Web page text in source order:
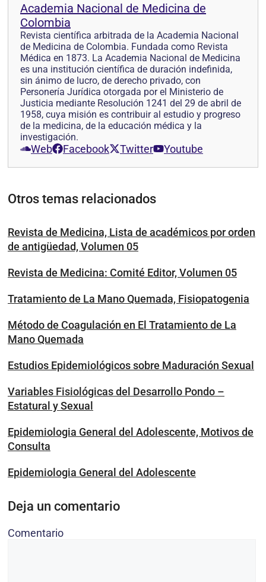
Academia Nacional de Medicina de
Colombia
Revista científica arbitrada de la Academia Nacional
de Medicina de Colombia. Fundada como Revista
Médica en 1873. La Academia Nacional de Medicina
es una institución científica de duración indefinida,
sin ánimo de lucro, de derecho privado, con
Personería Jurídica otorgada por el Ministerio de
Justicia mediante Resolución 1241 del 29 de abril de
1958, cuya misión es contribuir al estudio y progreso
de la medicina, de la educación médica y la
investigación.
Web Facebook Twitter Youtube
Otros temas relacionados
Revista de Medicina, Lista de académicos por orden
de antigüedad, Volumen 05
Revista de Medicina: Comité Editor, Volumen 05
Tratamiento de La Mano Quemada, Fisiopatogenia
Método de Coagulación en El Tratamiento de La
Mano Quemada
Estudios Epidemiológicos sobre Maduración Sexual
Variables Fisiológicas del Desarrollo Pondo –
Estatural y Sexual
Epidemiologia General del Adolescente, Motivos de
Consulta
Epidemiologia General del Adolescente
Deja un comentario
Comentario